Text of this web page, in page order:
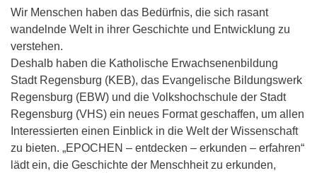
Wir Menschen haben das Bedürfnis, die sich rasant
wandelnde Welt in ihrer Geschichte und Entwicklung zu
verstehen.
Deshalb haben die Katholische Erwachsenenbildung
Stadt Regensburg (KEB), das Evangelische Bildungswerk
Regensburg (EBW) und die Volkshochschule der Stadt
Regensburg (VHS) ein neues Format geschaffen, um allen
Interessierten einen Einblick in die Welt der Wissenschaft
zu bieten. „EPOCHEN – entdecken – erkunden – erfahren“
lädt ein, die Geschichte der Menschheit zu erkunden,